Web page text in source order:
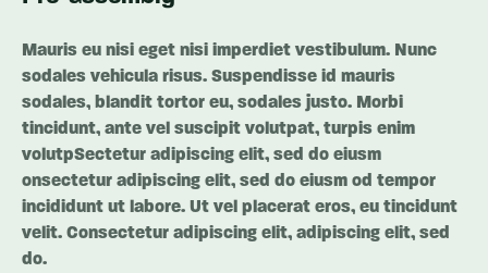
Mauris eu nisi eget nisi imperdiet vestibulum. Nunc
sodales vehicula risus. Suspendisse id mauris
sodales, blandit tortor eu, sodales justo. Morbi
tincidunt, ante vel suscipit volutpat, turpis enim
volutpSectetur adipiscing elit, sed do eiusm
onsectetur adipiscing elit, sed do eiusm od tempor
incididunt ut labore. Ut vel placerat eros, eu tincidunt
velit. Consectetur adipiscing elit, adipiscing elit, sed
do.